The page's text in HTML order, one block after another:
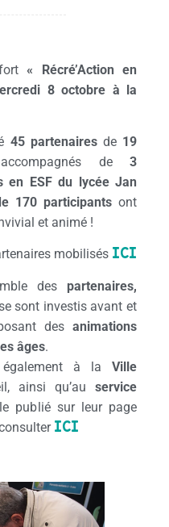
« Récré’Action en
8 octobre à la
45 partenairesde 19
de 3
en ESF du lycée Jan
170 participantsont
et animé !
mobilisés ICI
des partenaires,
sont investis avant et
des animations
âges.
également à la Ville
ainsi qu’au service
publié sur leur page
ICI